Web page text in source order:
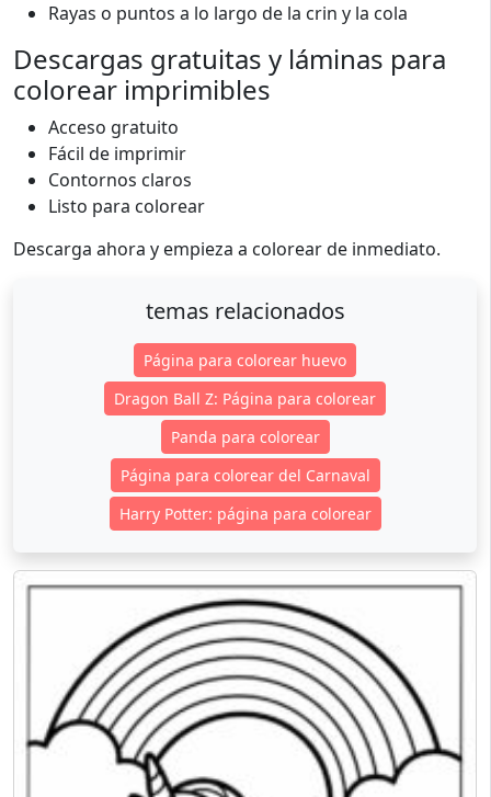
Rayas o puntos a lo largo de la crin y la cola
Descargas gratuitas y láminas para
colorear imprimibles
Acceso gratuito
Fácil de imprimir
Contornos claros
Listo para colorear
Descarga ahora y empieza a colorear de inmediato.
temas relacionados
Página para colorear huevo
Dragon Ball Z: Página para colorear
Panda para colorear
Página para colorear del Carnaval
Harry Potter: página para colorear